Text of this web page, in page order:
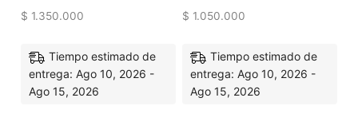
$ 1.350.000
Tiempo estimado de
entrega: Ago 10, 2026 -
Ago 15, 2026
$ 1.050.000
Tiempo estimado de
entrega: Ago 10, 2026 -
Ago 15, 2026